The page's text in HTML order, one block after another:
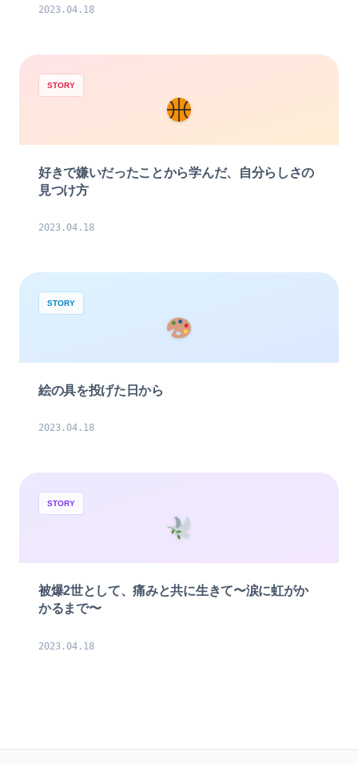
2023.04.18
STORY
好きで嫌いだったことから学んだ、自分らしさの
見つけ方
2023.04.18
STORY
絵の具を投げた日から
2023.04.18
STORY
被爆2世として、痛みと共に生きて〜涙に虹がか
かるまで〜
2023.04.18